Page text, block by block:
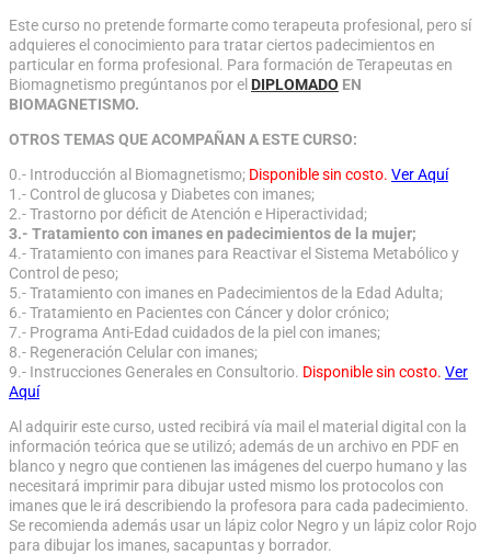
Este curso no pretende formarte como terapeuta profesional, pero sí
adquieres el conocimiento para tratar ciertos padecimientos en
particular en forma profesional. Para formación de Terapeutas en
Biomagnetismo pregúntanos por el DIPLOMADO EN
BIOMAGNETISMO.
OTROS TEMAS QUE ACOMPAÑAN A ESTE CURSO:
0.- Introducción al Biomagnetismo; Disponible sin costo. Ver Aquí
1.- Control de glucosa y Diabetes con imanes;
2.- Trastorno por déficit de Atención e Hiperactividad;
3.- Tratamiento con imanes en padecimientos de la mujer;
4.- Tratamiento con imanes para Reactivar el Sistema Metabólico y
Control de peso;
5.- Tratamiento con imanes en Padecimientos de la Edad Adulta;
6.- Tratamiento en Pacientes con Cáncer y dolor crónico;
7.- Programa Anti-Edad cuidados de la piel con imanes;
8.- Regeneración Celular con imanes;
9.- Instrucciones Generales en Consultorio. Disponible sin costo. Ver
Aquí
Al adquirir este curso, usted recibirá vía mail el material digital con la
información teórica que se utilizó; además de un archivo en PDF en
blanco y negro que contienen las imágenes del cuerpo humano y las
necesitará imprimir para dibujar usted mismo los protocolos con
imanes que le irá describiendo la profesora para cada padecimiento.
Se recomienda además usar un lápiz color Negro y un lápiz color Rojo
para dibujar los imanes, sacapuntas y borrador.